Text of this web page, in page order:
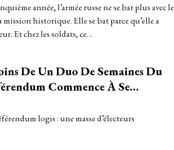
année, l’armée russe ne se bat plus avec le
mission historique. Elle se bat parce qu’elle a
Et chez les soldats, ce…
De Un Duo De Semaines Du
Commence À Se…
logis : une masse d’électeurs